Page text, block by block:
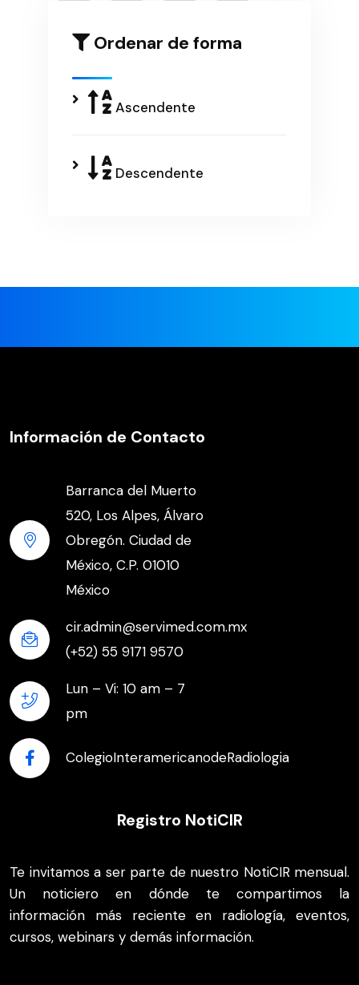
Ordenar de forma
Ascendente
Descendente
Información de Contacto
Barranca del Muerto
520, Los Alpes, Álvaro
Obregón. Ciudad de
México, C.P. 01010
México
cir.admin@servimed.com.mx
(+52) 55 9171 9570
Lun – Vi: 10 am – 7
pm
ColegioInteramericanodeRadiologia
Registro NotiCIR
Te invitamos a ser parte de nuestro NotiCIR mensual.
Un noticiero en dónde te compartimos la
información más reciente en radiología, eventos,
cursos, webinars y demás información.